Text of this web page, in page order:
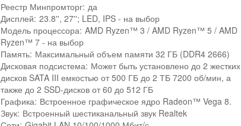
Реестр Минпромторг: да
Дисплей: 23.8'', 27''; LED, IPS - на выбор
Модель процессора: AMD Ryzen™ 3 / AMD Ryzen™ 5 / AMD
Ryzen™ 7 - на выбор
Память: Максимальный объем памяти 32 ГБ (DDR4 2666)
Дисковая подсистема: Может быть установлено до 2 жестких
дисков SATA III емкостью от 500 ГБ до 2 ТБ 7200 об/мин, а
также до 2 SSD-дисков от 60 до 512 ГБ
Графика: Встроенное графическое ядро Radeon™ Vega 8.
Звук: Встроенный шестиканальный звук Realtek